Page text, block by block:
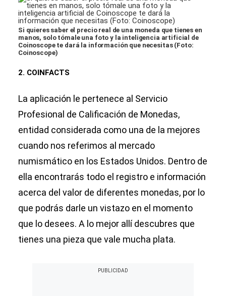
Si quieres saber el precio real de una moneda que tienes en
manos, solo tómale una foto y la inteligencia artificial de
Coinoscope te dará la información que necesitas (Foto:
Coinoscope)
2. COINFACTS
La aplicación le pertenece al Servicio
Profesional de Calificación de Monedas,
entidad considerada como una de la mejores
cuando nos referimos al mercado
numismático en los Estados Unidos. Dentro de
ella encontrarás todo el registro e información
acerca del valor de diferentes monedas, por lo
que podrás darle un vistazo en el momento
que lo desees. A lo mejor allí descubres que
tienes una pieza que vale mucha plata.